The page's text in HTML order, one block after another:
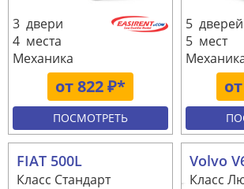
от 822 ₽*
3 двери
4 места
Механика
ПОСМОТРЕТЬ
5 дверей
5 мест
FIAT 500L
Класс Стандарт
Volvo
Класс